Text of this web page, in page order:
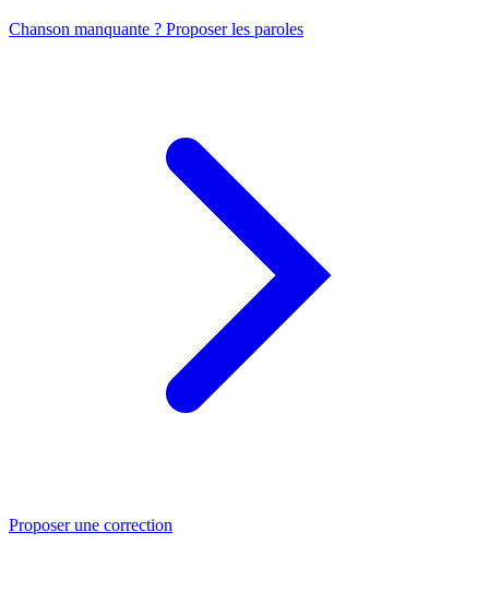
Chanson manquante ? Proposer les paroles
Proposer une correction